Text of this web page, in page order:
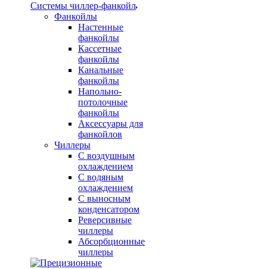
Системы чиллер-фанкойл
Фанкойлы
Настенные
фанкойлы
Кассетные
фанкойлы
Канальные
фанкойлы
Напольно-
потолочные
фанкойлы
Аксессуары для
фанкойлов
Чиллеры
С воздушным
охлаждением
С водяным
охлаждением
С выносным
конденсатором
Реверсивные
чиллеры
Абсорбционные
чиллеры